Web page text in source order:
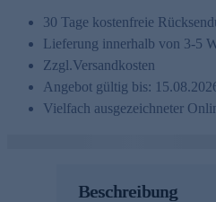
30 Tage kostenfreie
Lieferung innerhalb von 3-5
Zzgl.Versandkosten
Angebot gültig bis:
Vielfach ausgezeichneter
Beschreibung